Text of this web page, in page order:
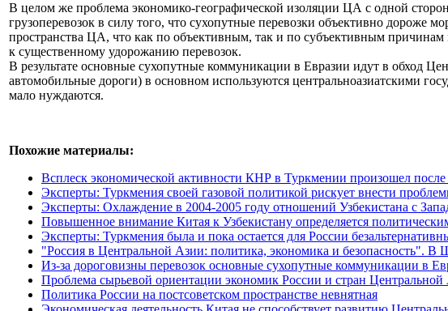
В целом же проблема экономико-географической изоляции ЦА с одной
грузоперевозок в силу того, что сухопутные перевозки объективно дороже
пространства ЦА, что как по объективным, так и по субъективным причинам
к существенному удорожанию перевозок.
В результате основные сухопутные коммуникации в Евразии идут в обход
автомобильные дороги) в основном используются центральноазиатскими
мало нуждаются.
Похожие материалы:
Всплеск экономической активности КНР в Туркмении произошел после
Эксперты: Туркмения своей газовой политикой рискует внести
Эксперты: Охлаждение в 2004-2005 году отношений Узбекистана с
Повышенное внимание Китая к Узбекистану определяется
Эксперты: Туркмения была и пока остается для России
"Россия в Центральной Азии: политика, экономика и безопасность".
Из-за дороговизны перевозок основные сухопутные коммуникации в
Проблема сырьевой ориентации экономик России и стран
Политика России на постсоветском пространстве невнятная